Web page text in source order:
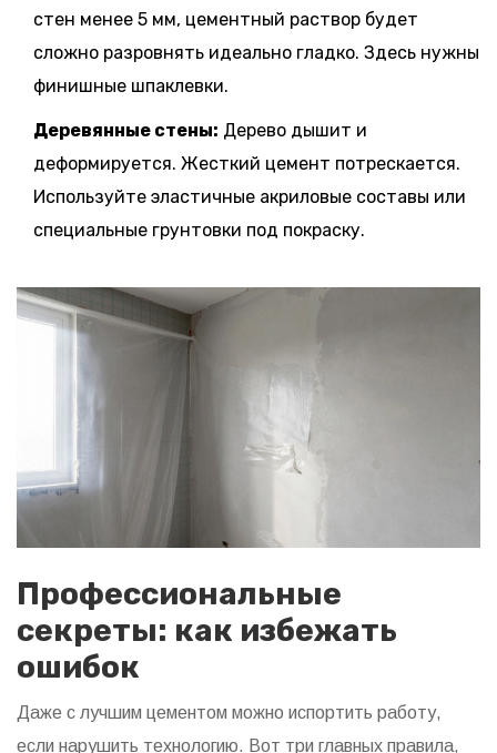
стен менее 5 мм, цементный раствор будет
сложно разровнять идеально гладко. Здесь нужны
финишные шпаклевки.
Деревянные стены: Дерево дышит и
деформируется. Жесткий цемент потрескается.
Используйте эластичные акриловые составы или
специальные грунтовки под покраску.
Профессиональные
секреты: как избежать
ошибок
Даже с лучшим цементом можно испортить работу,
если нарушить технологию. Вот три главных правила,